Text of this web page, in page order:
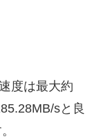
度は最大約
sと良